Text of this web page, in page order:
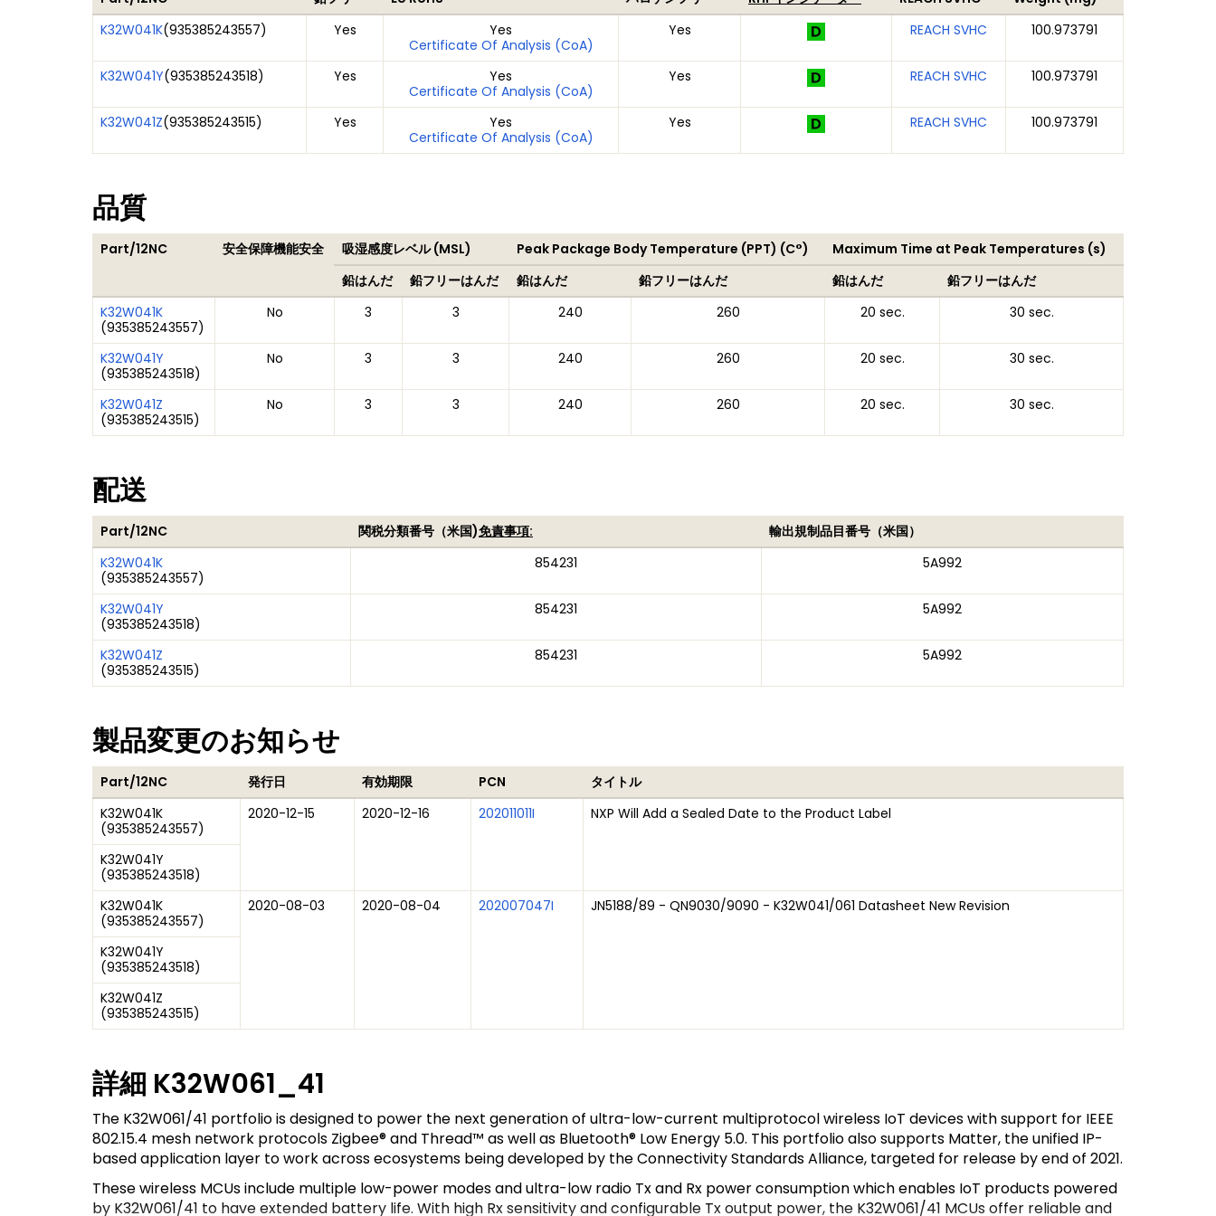
K32W041K(935385243557) Yes
Yes
Certificate Of Analysis (CoA)
Yes REACH SVHC 100.973791
K32W041Y(935385243518) Yes
Yes
Certificate Of Analysis (CoA)
Yes REACH SVHC 100.973791
K32W041Z(935385243515) Yes
Yes
Certificate Of Analysis (CoA)
Yes REACH SVHC 100.973791
品質
Part/12NC 安全保障機能安全 吸湿感度レベル (MSL) Peak Package Body Temperature (PPT) (C°)
Maximum Time at Peak Temperatures (s)
鉛はんだ
鉛フリーはんだ 鉛はんだ 鉛フリーはんだ 鉛はんだ
鉛フリーはんだ
K32W041K
(935385243557)
No 3 3 240 260 20 sec. 30 sec.
K32W041Y
(935385243518)
No 3 3 240 260 20 sec. 30 sec.
K32W041Z
(935385243515)
No 3 3 240 260 20 sec. 30 sec.
配送
Part/12NC 関税分類番号（米国)免責事項:
輸出規制品目番号（米国）
K32W041K
(935385243557)
854231 5A992
K32W041Y
(935385243518)
854231 5A992
K32W041Z
(935385243515)
854231 5A992
製品変更のお知らせ
Part/12NC 発行日 有効期限 PCN
タイトル
K32W041K
(935385243557)
2020-12-15 2020-12-16 202011011I NXP Will Add a Sealed Date to the Product Label
K32W041Y
(935385243518)
K32W041K
(935385243557)
2020-08-03 2020-08-04 202007047I JN5188/89 - QN9030/9090 - K32W041/061 Datasheet New Revision
K32W041Y
(935385243518)
K32W041Z
(935385243515)
詳細 K32W061_41
The K32W061/41 portfolio is designed to power the next generation of ultra-low-current multiprotocol wireless IoT devices with support for IEEE
802.15.4 mesh network protocols Zigbee® and Thread™ as well as Bluetooth® Low Energy 5.0. This portfolio also supports Matter, the unified IP-
based application layer to work across ecosystems being developed by the Connectivity Standards Alliance, targeted for release by end of 2021.
These wireless MCUs include multiple low-power modes and ultra-low radio Tx and Rx power consumption which enables IoT products powered
by K32W061/41 to have extended battery life. With high Rx sensitivity and configurable Tx output power, the K32W061/41 MCUs offer reliable and